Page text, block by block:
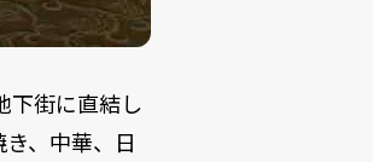
下街に直結し
、中華、日